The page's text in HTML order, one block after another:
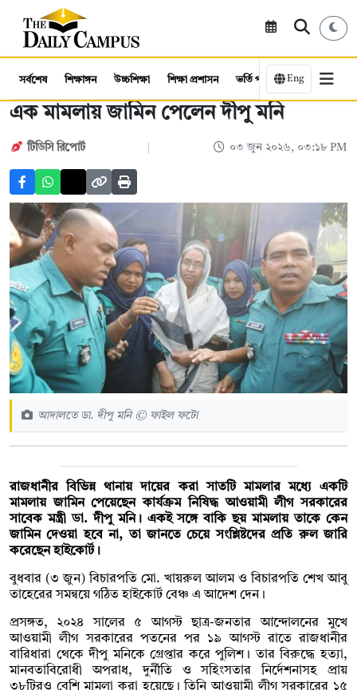
সর্বশেষ শিক্ষাঙ্গন উচ্চশিক্ষা শিক্ষা প্রশাসন ভর্তি পরীক্ষা কর্মসংস্থান
Eng
এক মামলায় জামিন পেলেন দীপু মনি
টিডিসি রিপোর্ট ০৩ জুন ২০২৬, ০৩:১৮ PM
আদালতে ডা. দীপু মনি © ফাইল ফটো
রাজধানীর বিভিন্ন থানায় দায়ের করা সাতটি মামলার মধ্যে একটি
মামলায় জামিন পেয়েছেন কার্যক্রম নিষিদ্ধ আওয়ামী লীগ সরকারের
সাবেক মন্ত্রী ডা. দীপু মনি। একই সঙ্গে বাকি ছয় মামলায় তাকে কেন
জামিন দেওয়া হবে না, তা জানতে চেয়ে সংশ্লিষ্টদের প্রতি রুল জারি
করেছেন হাইকোর্ট।
বুধবার (৩ জুন) বিচারপতি মো. খায়রুল আলম ও বিচারপতি শেখ আবু
তাহেরের সমন্বয়ে গঠিত হাইকোর্ট বেঞ্চ এ আদেশ দেন।
প্রসঙ্গত, ২০২৪ সালের ৫ আগস্ট ছাত্র-জনতার আন্দোলনের মুখে
আওয়ামী লীগ সরকারের পতনের পর ১৯ আগস্ট রাতে রাজধানীর
বারিধারা থেকে দীপু মনিকে গ্রেপ্তার করে পুলিশ। তার বিরুদ্ধে হত্যা,
মানবতাবিরোধী অপরাধ, দুর্নীতি ও সহিংসতার নির্দেশনাসহ প্রায়
৩৮টিরও বেশি মামলা করা হয়েছে। তিনি আওয়ামী লীগ সরকারের ১৫